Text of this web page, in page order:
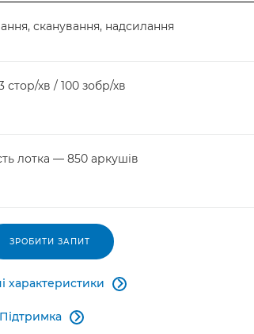
сканування, надсилання
стор/хв / 100 зобр/хв
лотка — 850 аркушів
ЗРОБИТИ ЗАПИТ
характеристики 
Підтримка 